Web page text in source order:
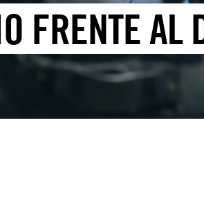
FRENTE AL